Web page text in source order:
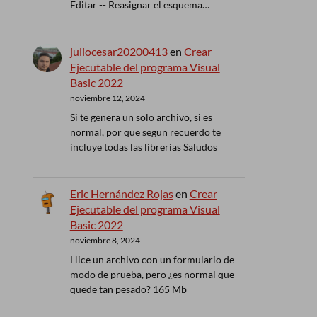
Editar -- Reasignar el esquema…
juliocesar20200413en Crear
Ejecutable del programa Visual
Basic 2022
noviembre 12, 2024
Si te genera un solo archivo, si es
normal, por que segun recuerdo te
incluye todas las librerias Saludos
Eric Hernández Rojasen Crear
Ejecutable del programa Visual
Basic 2022
noviembre 8, 2024
Hice un archivo con un formulario de
modo de prueba, pero ¿es normal que
quede tan pesado? 165 Mb